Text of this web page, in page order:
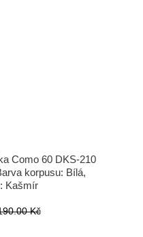
Como 60 DKS-210
korpusu: Bílá,
Kašmír
Kč